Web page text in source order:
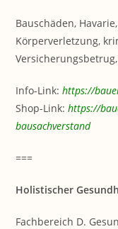
Bauschäden,
Körperverletzung,
Info-Link:https://
Shop-Link:https://
bausachverstand
===
Holistischer
Fachbereich D.